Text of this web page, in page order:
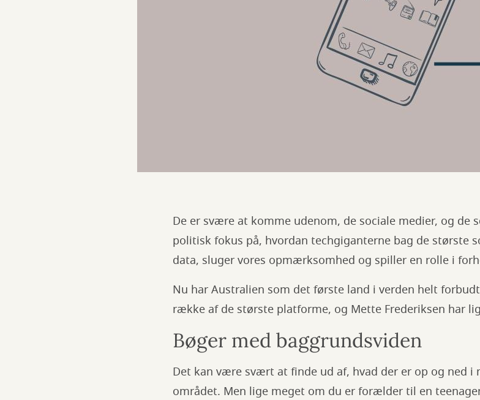
De er svære at komme udenom, de sociale medier, og de
politisk fokus på, hvordan techgiganterne bag de største
data, sluger vores opmærksomhed og spiller en rolle i
Nu har Australien som det første land i verden helt
række af de største platforme, og Mette Frederiksen har
Bøger med baggrundsviden
Det kan være svært at finde ud af, hvad der er op og ned i
området. Men lige meget om du er forælder til en